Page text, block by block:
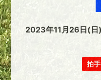
2023年11月26日(日
拍